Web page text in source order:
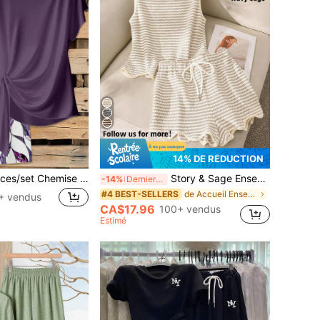
SHEIN Clasi 2 pièces/set Chemise femme décontractée avec nœud papillon violet et pantalon droit ample à imprimé géométrique, convient pour le début de l'automne, le printemps et l'été
vendus
14% DE RÉDUCTION
-14% Derniers 3 jours Story & Sage Ensemble 2 pièces décontracté pour femme, vacances à la maison, printemps-été, débardeur sans manches et short avec poches, rayures abricot et blanc avec bordure contrastée
#4 BEST-SELLERS de Accueil Ensembles assortis deux pièces
CA$17.96 100+ vendus
Estimé